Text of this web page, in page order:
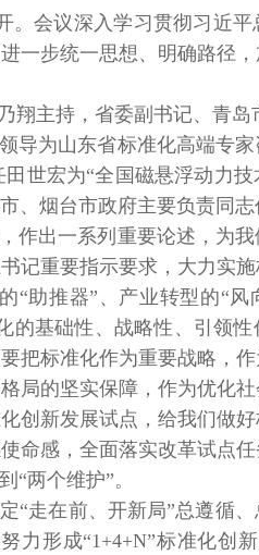
。会议深入学习贯彻习近
一步统一思想、明确路径
主持，省委副书记、青岛
导为山东省标准化高端专
世宏为“全国磁悬浮动力
、烟台市政府主要负责同志
出一系列重要论述，为我
记重要指示要求，大力实
助推器”、产业转型的“风
的基础性、战略性、引领
把标准化作为重要战略，
局的坚实保障，作为优化
创新发展试点，给我们做
命感，全面落实改革试点
“两个维护”。
“走在前、开新局”总遵循
形成“1+4+N”标准化创